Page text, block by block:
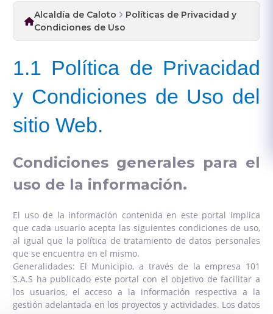
Alcaldía de Caloto
Políticas de Privacidad y
Condiciones de Uso
1.1 Política de Privacidad
y Condiciones de Uso del
sitio Web.
Condiciones generales para el
uso de la información.
El uso de la información contenida en este portal implica
que cada usuario acepta las siguientes condiciones de uso,
al igual que la política de tratamiento de datos personales
que se encuentra en el mismo.
Generalidades: El Municipio, a través de la empresa 101
S.A.S ha publicado este portal con el objetivo de facilitar a
los usuarios, el acceso a la información respectiva a la
gestión adelantada en los proyectos y actividades. Los datos